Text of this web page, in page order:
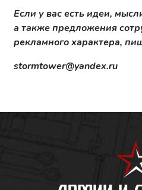
Если у вас есть идеи,
а также предложения
рекламного характера,
stormtower@yandex.ru